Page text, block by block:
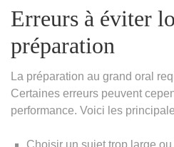
Erreurs à éviter
préparation
La préparation au grand oral
Certaines erreurs peuvent
performance. Voici les